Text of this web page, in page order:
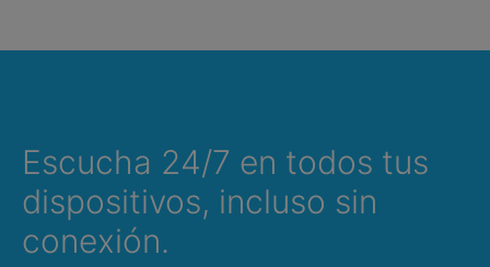
Escucha 24/7 en todos tus
dispositivos, incluso sin
conexión.